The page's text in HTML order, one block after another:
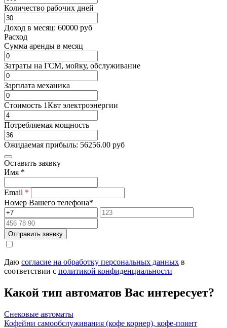
Количество рабочих дней
Доход в месяц: 60000 руб
Расход
Cумма аренды в месяц
Затраты на ГСМ, мойку, обслуживание
Зарплата механика
Стоимость 1Квт электроэнергии
Потребляемая мощность
Ожидаемая прибыль: 56256.00 руб
Оставить заявку
Имя *
Email *
Номер Вашего телефона*
Отправить заявку
Даю согласие на обработку персональных данных в
соответствии с политикой конфиденциальности
Какой тип автоматов Вас интересует?
Снековые автоматы
Кофейни самообслуживания (кофе корнер), кофе-поинт